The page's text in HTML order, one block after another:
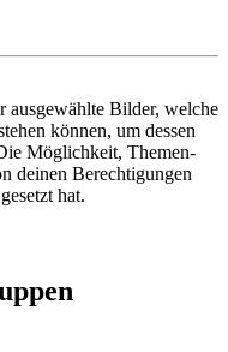
ausgewählte Bilder, welche
können, um dessen
Möglichkeit, Themen-
deinen Berechtigungen
hat.